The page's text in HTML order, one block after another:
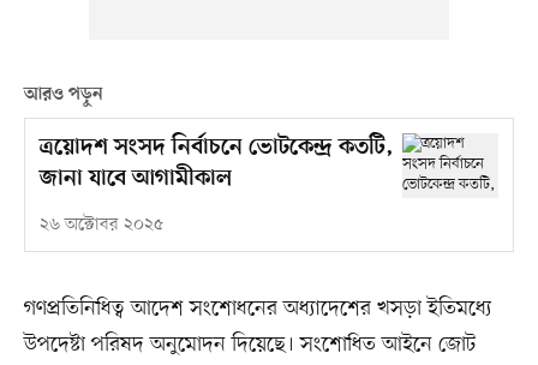
আরও পড়ুন
ত্রয়োদশ সংসদ নির্বাচনে ভোটকেন্দ্র কতটি,
জানা যাবে আগামীকাল
২৬ অক্টোবর ২০২৫
গণপ্রতিনিধিত্ব আদেশ সংশোধনের অধ্যাদেশের খসড়া ইতিমধ্যে
উপদেষ্টা পরিষদ অনুমোদন দিয়েছে। সংশোধিত আইনে জোট